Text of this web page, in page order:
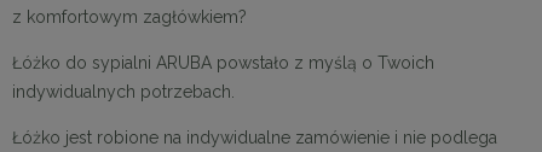
z komfortowym zagłówkiem?
Łóżko do sypialni ARUBA powstało z myślą o Twoich
indywidualnych potrzebach.
Łóżko jest robione na indywidualne zamówienie i nie podlega